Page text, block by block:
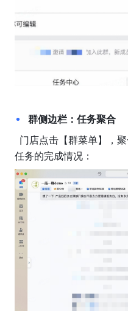
群侧边栏：任务聚合
任务的完成情况：